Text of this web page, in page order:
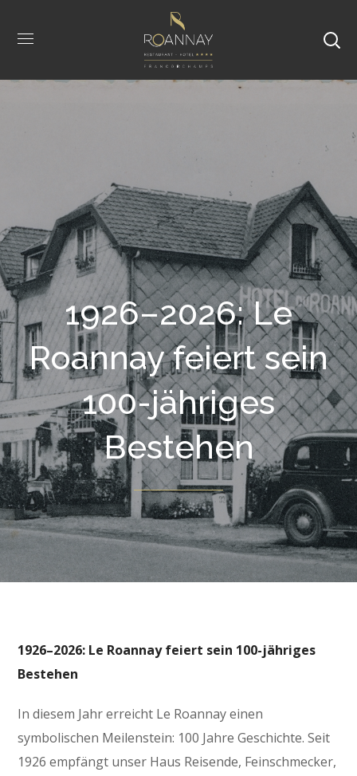
1926–2026: Le
Roannay feiert sein
100-jähriges
Bestehen
1926–2026: Le Roannay feiert sein 100-jähriges
Bestehen
In diesem Jahr erreicht Le Roannay einen
symbolischen Meilenstein: 100 Jahre Geschichte. Seit
1926 empfängt unser Haus Reisende, Feinschmecker,